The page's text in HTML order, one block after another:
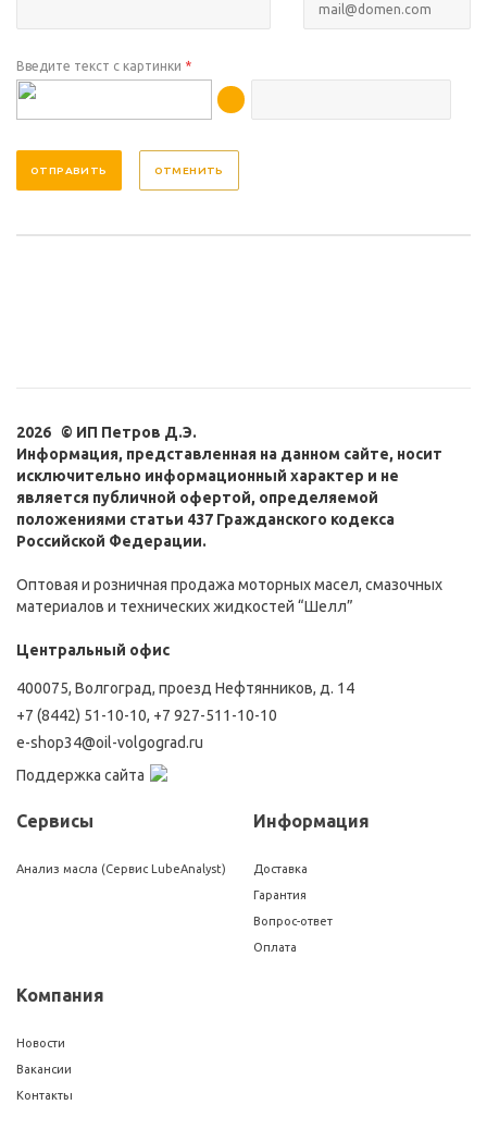
Введите текст с картинки *
ОТМЕНИТЬ
2026 © ИП Петров Д.Э.
Информация, представленная на данном сайте, носит
исключительно информационный характер и не
является публичной офертой, определяемой
положениями статьи 437 Гражданского кодекса
Российской Федерации.
Оптовая и розничная продажа моторных масел, смазочных
материалов и технических жидкостей “Шелл”
Центральный офис
400075, Волгоград, проезд Нефтянников, д. 14
+7 (8442) 51-10-10, +7 927-511-10-10
e-shop34@oil-volgograd.ru
Поддержка сайта
Сервисы
Анализ масла (Сервис LubeAnalyst)
Информация
Доставка
Гарантия
Вопрос-ответ
Оплата
Компания
Новости
Вакансии
Контакты